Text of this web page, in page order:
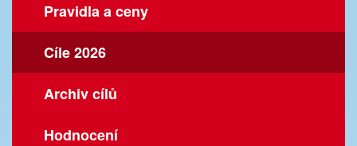
Pravidla a ceny
Cíle 2026
Archiv cílů
Hodnocení